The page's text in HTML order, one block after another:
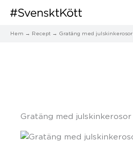
Hem Recept Gratäng med julskinkerosor
Gratäng med julskinkerosor